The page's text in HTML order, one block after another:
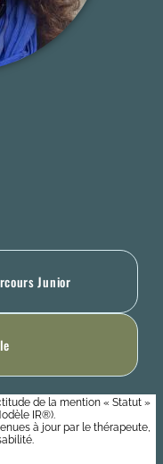
Junior
de la mention « Statut »
IR®).
à jour par le thérapeute,